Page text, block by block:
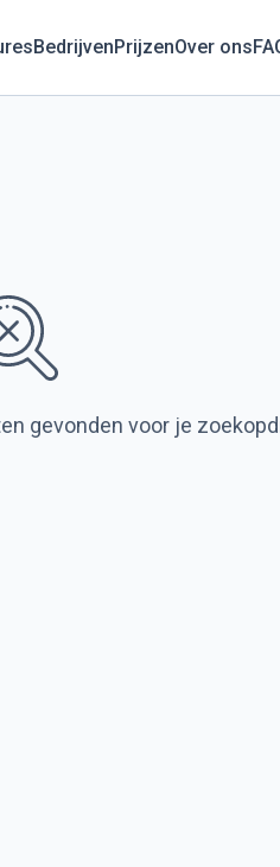
BedrijvenPrijzenOver ons
gevonden voor je